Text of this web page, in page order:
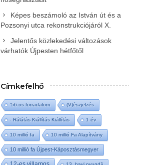
Képes beszámoló az István út és a
Pozsonyi utca rekonstrukciójáról X.
Jelentős közlekedési változások
várhatók Újpesten hétfőtől
Címkefelhő
'56-os forradalom (V)észjelzés
- Rálátás Kiállítás Kiállítás 1 év
10 millió fa 10 millió Fa Alapítvány
10 millió fa Újpest-Káposztásmegyer